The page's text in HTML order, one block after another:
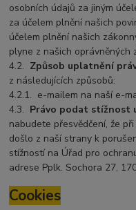
osobních údajů za jiným
za účelem plnění našich
účelem plnění našich
plyne z našich oprávněných
4.2. Způsob uplatnění
z následujících způsobů:
4.2.1. e-mailem na naší e-
4.3. Právo podat stížnost
nabudete přesvědčení, že
došlo z naší strany k
stížností na Úřad pro
adrese Pplk. Sochora 27,
Cookies